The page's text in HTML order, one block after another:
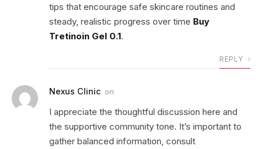
tips that encourage safe skincare routines and
steady, realistic progress over time Buy
Tretinoin Gel 0.1.
REPLY
Nexus Clinic on
I appreciate the thoughtful discussion here and
the supportive community tone. It’s important to
gather balanced information, consult